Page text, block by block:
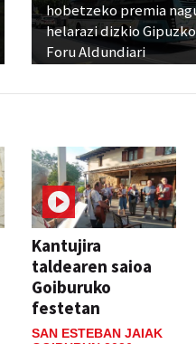
hobetzeko premia
helarazi dizkio
Foru Aldundiari
Kantujira
taldearen saioa
Goiburuko
festetan
SAN ESTEBAN JAIAK